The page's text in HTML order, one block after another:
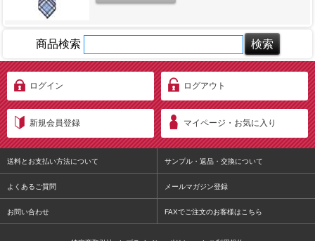
商品検索
ログイン ログアウト
新規会員登録 マイページ・お気に入り
送料とお支払い方法について サンプル・返品・交換について
よくあるご質問 メールマガジン登録
お問い合わせ FAXでご注文のお客様はこちら